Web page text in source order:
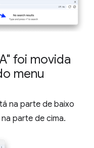
foi movida
menu
na parte de baixo
parte de cima.